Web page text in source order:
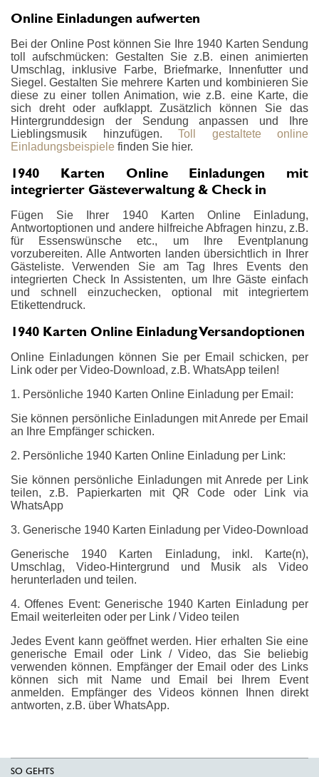
Online Einladungen aufwerten
Bei der Online Post können Sie Ihre 1940 Karten Sendung
toll aufschmücken: Gestalten Sie z.B. einen animierten
Umschlag, inklusive Farbe, Briefmarke, Innenfutter und
Siegel. Gestalten Sie mehrere Karten und kombinieren Sie
diese zu einer tollen Animation, wie z.B. eine Karte, die
sich dreht oder aufklappt. Zusätzlich können Sie das
Hintergrunddesign der Sendung anpassen und Ihre
Lieblingsmusik hinzufügen. Toll gestaltete online
Einladungsbeispiele finden Sie hier.
1940 Karten Online Einladungen mit
integrierter Gästeverwaltung & Check in
Fügen Sie Ihrer 1940 Karten Online Einladung,
Antwortoptionen und andere hilfreiche Abfragen hinzu, z.B.
für Essenswünsche etc., um Ihre Eventplanung
vorzubereiten. Alle Antworten landen übersichtlich in Ihrer
Gästeliste. Verwenden Sie am Tag Ihres Events den
integrierten Check In Assistenten, um Ihre Gäste einfach
und schnell einzuchecken, optional mit integriertem
Etikettendruck.
1940 Karten Online Einladung Versandoptionen
Online Einladungen können Sie per Email schicken, per
Link oder per Video-Download, z.B. WhatsApp teilen!
1. Persönliche 1940 Karten Online Einladung per Email:
Sie können persönliche Einladungen mit Anrede per Email
an Ihre Empfänger schicken.
2. Persönliche 1940 Karten Online Einladung per Link:
Sie können persönliche Einladungen mit Anrede per Link
teilen, z.B. Papierkarten mit QR Code oder Link via
WhatsApp
3. Generische 1940 Karten Einladung per Video-Download
Generische 1940 Karten Einladung, inkl. Karte(n),
Umschlag, Video-Hintergrund und Musik als Video
herunterladen und teilen.
4. Offenes Event: Generische 1940 Karten Einladung per
Email weiterleiten oder per Link / Video teilen
Jedes Event kann geöffnet werden. Hier erhalten Sie eine
generische Email oder Link / Video, das Sie beliebig
verwenden können. Empfänger der Email oder des Links
können sich mit Name und Email bei Ihrem Event
anmelden. Empfänger des Videos können Ihnen direkt
antworten, z.B. über WhatsApp.
SO GEHTS